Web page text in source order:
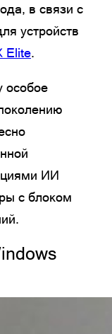
в связи с
устройств
Elite.
особое
ИИ
с блоком